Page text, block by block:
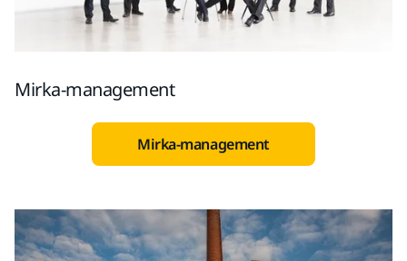
Mirka-management
Mirka-management